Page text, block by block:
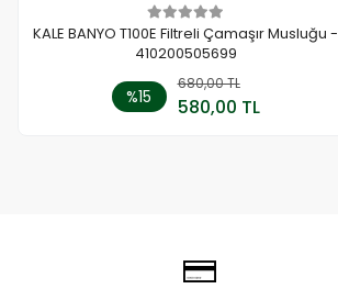
KALE BANYO T100E Filtreli Çamaşır Musluğu -
410200505699
%15
680,00 TL
580,00 TL
Sepete Ekle